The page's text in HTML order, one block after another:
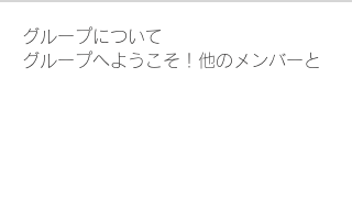
グループについて
グループへようこそ！他のメンバーと